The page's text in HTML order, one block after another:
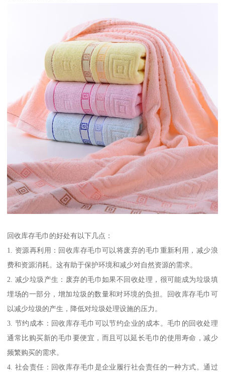
回收库存毛巾的好处有以下几点：
1. 资源再利用：回收库存毛巾可以将废弃的毛巾重新利用，减少浪
费和资源消耗。这有助于保护环境和减少对自然资源的需求。
2. 减少垃圾产生：废弃的毛巾如果不回收处理，很可能成为垃圾填
埋场的一部分，增加垃圾的数量和对环境的负担。回收库存毛巾可
以减少垃圾的产生，降低对垃圾处理设施的压力。
3. 节约成本：回收库存毛巾可以节约企业的成本。毛巾的回收处理
通常比购买新的毛巾要便宜，而且可以延长毛巾的使用寿命，减少
频繁购买的需求。
4. 社会责任：回收库存毛巾是企业履行社会责任的一种方式。通过